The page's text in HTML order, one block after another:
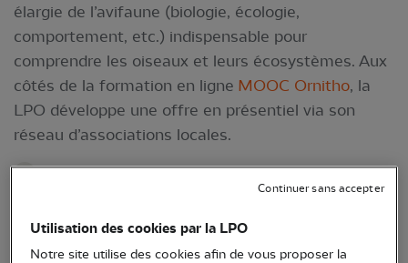
élargie de l’avifaune (biologie, écologie,
comportement, etc.) indispensable pour
comprendre les oiseaux et leurs écosystèmes. Aux
côtés de la formation en ligne MOOC Ornitho, la
LPO développe une offre en présentiel via son
réseau d’associations locales.
Tous nos formateurs sont des experts en
Les séances de formation ont lieu en
présentiel, en alternant travail en salle et
Utilisation des cookies par la LPO
Notre site utilise des cookies afin de vous proposer la
Continuer sans accepter